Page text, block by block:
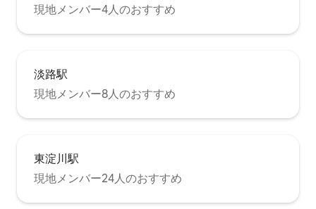
現地メンバー4人のおすすめ
淡路駅
現地メンバー8人のおすすめ
東淀川駅
現地メンバー24人のおすすめ